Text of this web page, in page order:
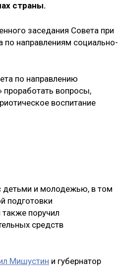
страны.
заседания Совета при
по направлениям социально-
по направлению
вопросы,
воспитание
детьми и молодежью, в том
подготовки
поручил
средств
Мишустин и губернатор